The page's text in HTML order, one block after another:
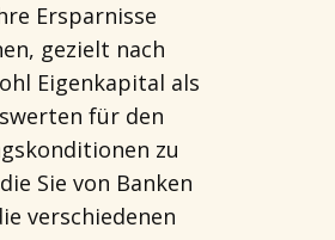
Ersparnisse
gezielt nach
Eigenkapital als
für den
zu
Sie von Banken
verschiedenen